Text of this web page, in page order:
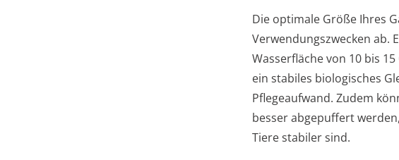
Die optimale Größe Ihres
Verwendungszwecken ab.
Wasserfläche von 10 bis
ein stabiles biologisches
Pflegeaufwand. Zudem
besser abgepuffert
Tiere stabiler sind.